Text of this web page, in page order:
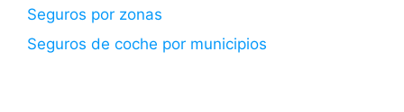
Seguros por zonas
Seguros de coche por municipios